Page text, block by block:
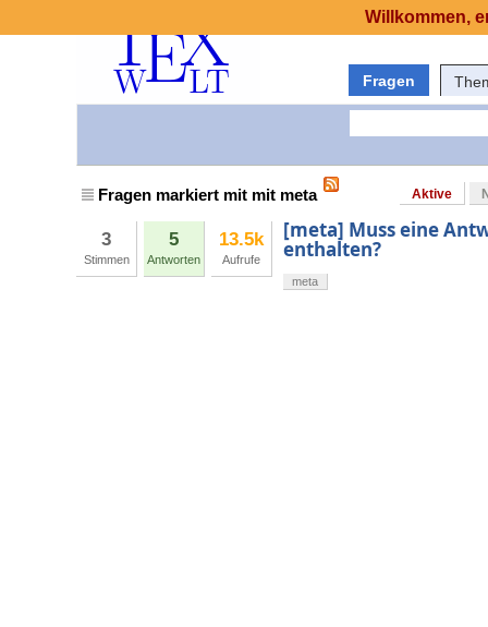
Fragen
Fragen markiert mit mit meta Aktive
3
Stimmen
5
Antworten
13.5k
Aufrufe
[meta] Muss eine
enthalten?
meta
Willkommen,